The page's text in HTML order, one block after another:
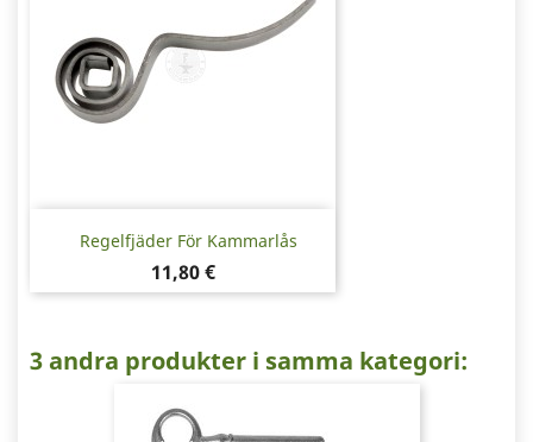
Regelfjäder För Kammarlås
Pris
11,80 €
3 andra produkter i samma kategori: